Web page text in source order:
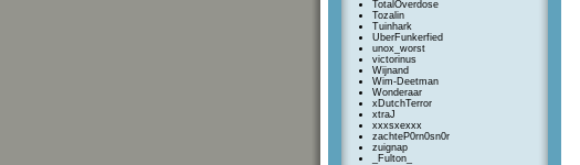
TotalOverdose
Tozalin
Tuinhark
UberFunkerfied
unox_worst
victorinus
Wijnand
Wim-Deetman
Wonderaar
xDutchTerror
xtraJ
xxxsxexxx
zachteP0rn0sn0r
zuignap
_Fulton_